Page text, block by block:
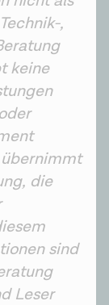
,
keine
die
sind
Leser